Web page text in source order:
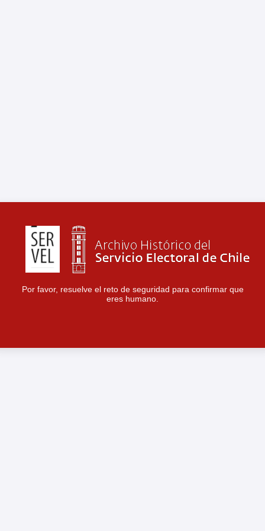
Por favor, resuelve el reto de seguridad para confirmar que
eres humano.